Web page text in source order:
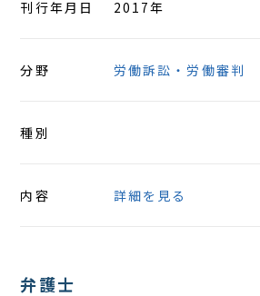
刊行年月日 2017年
分野 労働訴訟・労働審判
種別
内容 詳細を見る
弁護士